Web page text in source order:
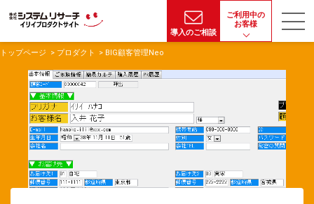
導入のご相談
ご利用中の
お客様
トップページ プロダクト BIG顧客管理Neo